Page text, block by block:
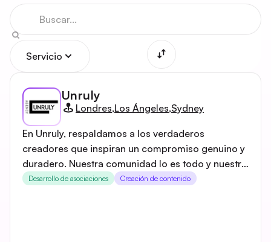
Servicio
Unruly
Londres,Los Ángeles,Sydney
En Unruly, respaldamos a los verdaderos
creadores que inspiran un compromiso genuino y
duradero. Nuestra comunidad lo es todo y nuestra
familia es única. Conectamos marcas y clientes a
Desarrollo de asociaciones Creación de contenido